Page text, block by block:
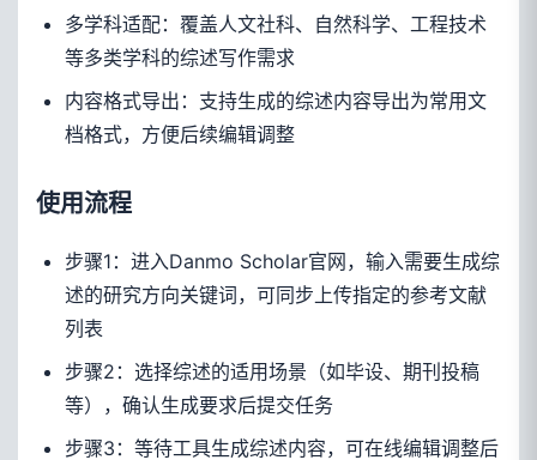
多学科适配：覆盖人文社科、自然科学、工程技术
等多类学科的综述写作需求
内容格式导出：支持生成的综述内容导出为常用文
档格式，方便后续编辑调整
使用流程
步骤1：进入Danmo Scholar官网，输入需要生成综
述的研究方向关键词，可同步上传指定的参考文献
列表
步骤2：选择综述的适用场景（如毕设、期刊投稿
等），确认生成要求后提交任务
步骤3：等待工具生成综述内容，可在线编辑调整后